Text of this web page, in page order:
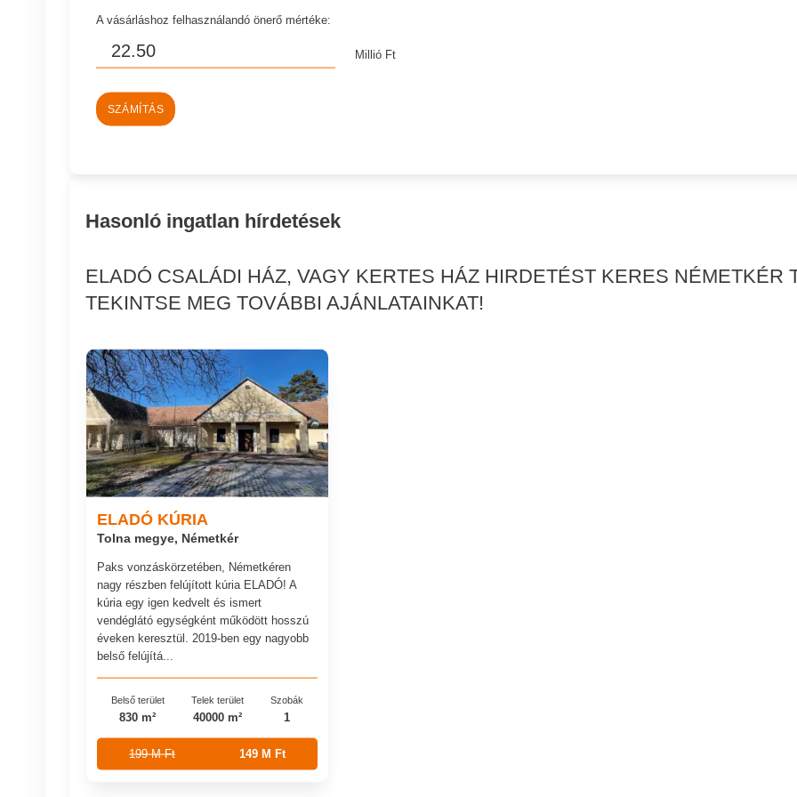
A vásárláshoz felhasználandó önerő mértéke:
Millió Ft
SZÁMÍTÁS
Hasonló ingatlan hírdetések
ELADÓ CSALÁDI HÁZ, VAGY KERTES HÁZ HIRDETÉST KERES NÉMETKÉR
TEKINTSE MEG TOVÁBBI AJÁNLATAINKAT!
ELADÓ KÚRIA
Tolna megye, Németkér
Paks vonzáskörzetében, Németkéren
nagy részben felújított kúria ELADÓ! A
kúria egy igen kedvelt és ismert
vendéglátó egységként működött hosszú
éveken keresztül. 2019-ben egy nagyobb
belső felújítá...
Belső terület
830 m²
Telek terület
40000 m²
Szobák
1
199 M Ft 149 M Ft